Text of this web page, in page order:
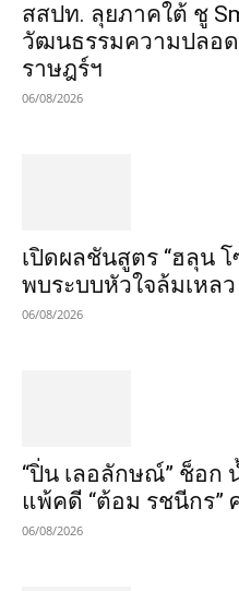
สสปท. ลุยภาคใต้ ชู
วัฒนธรรมความปลอด
ราษฎร์ฯ
06/08/2026
เปิดผลชันสูตร “ฮลุน โ
พบระบบหัวใจล้มเหลว
06/08/2026
“ปิ่น เลอลักษณ์” ช็อก
แพ้คดี “ต้อม รชนีกร”
06/08/2026